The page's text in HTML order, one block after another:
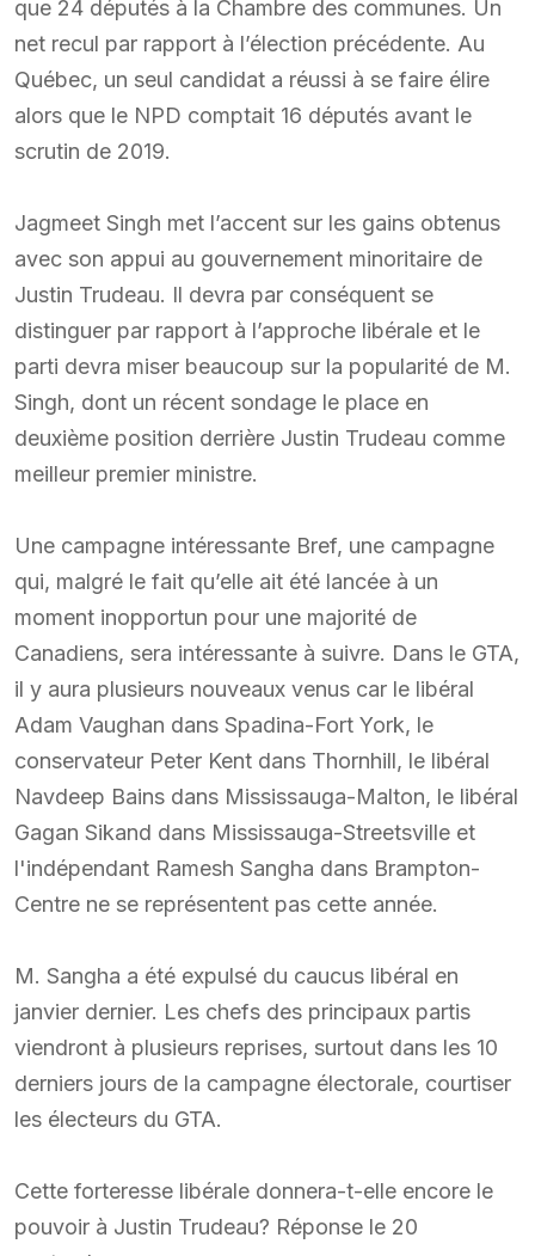
que 24 députés à la Chambre des communes. Un
net recul par rapport à l’élection précédente. Au
Québec, un seul candidat a réussi à se faire élire
alors que le NPD comptait 16 députés avant le
scrutin de 2019.
Jagmeet Singh met l’accent sur les gains obtenus
avec son appui au gouvernement minoritaire de
Justin Trudeau. Il devra par conséquent se
distinguer par rapport à l’approche libérale et le
parti devra miser beaucoup sur la popularité de M.
Singh, dont un récent sondage le place en
deuxième position derrière Justin Trudeau comme
meilleur premier ministre.
Une campagne intéressante Bref, une campagne
qui, malgré le fait qu’elle ait été lancée à un
moment inopportun pour une majorité de
Canadiens, sera intéressante à suivre. Dans le GTA,
il y aura plusieurs nouveaux venus car le libéral
Adam Vaughan dans Spadina-Fort York, le
conservateur Peter Kent dans Thornhill, le libéral
Navdeep Bains dans Mississauga-Malton, le libéral
Gagan Sikand dans Mississauga-Streetsville et
l'indépendant Ramesh Sangha dans Brampton-
Centre ne se représentent pas cette année.
M. Sangha a été expulsé du caucus libéral en
janvier dernier. Les chefs des principaux partis
viendront à plusieurs reprises, surtout dans les 10
derniers jours de la campagne électorale, courtiser
les électeurs du GTA.
Cette forteresse libérale donnera-t-elle encore le
pouvoir à Justin Trudeau? Réponse le 20